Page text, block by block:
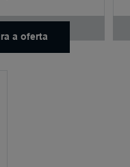
a oferta